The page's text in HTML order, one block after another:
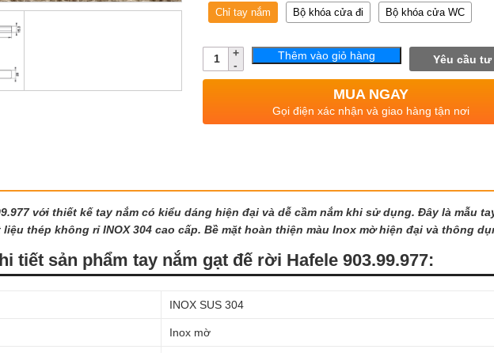
Chỉ tay nắm Bộ khóa cửa đi Bộ khóa cửa WC
Số
lượng
Thêm vào giỏ hàng Yêu cầu tư
MUA NGAY
Gọi điện xác nhận và giao hàng tận nơi
với thiết kế tay nắm có kiểu dáng hiện đại và dễ cầm nắm khi sử dụng. Đây là mẫu
thép không rỉ INOX 304 cao cấp. Bề mặt hoàn thiện màu Inox mờ hiện đại và thông
tiết sản phẩm tay nắm gạt đế rời Hafele 903.99.977:
INOX SUS 304
Inox mờ